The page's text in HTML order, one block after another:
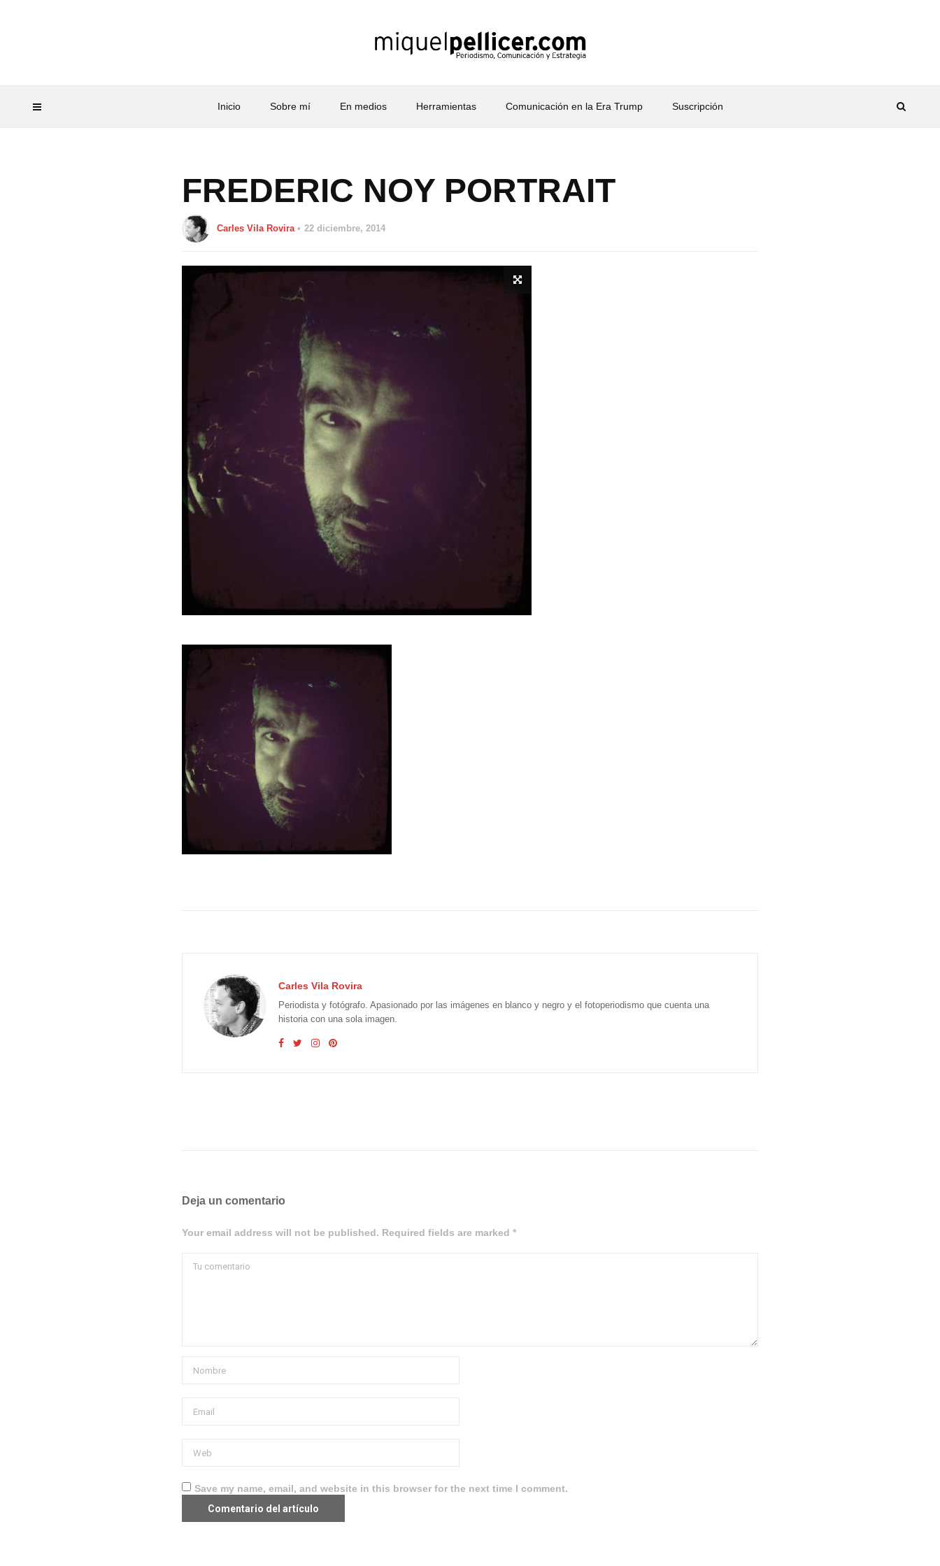
Inicio Sobre mí En medios Herramientas Comunicación en la Era Trump Suscripción
FREDERIC NOY PORTRAIT
Carles Vila Rovira 22 diciembre, 2014
Carles Vila Rovira
Periodista y fotógrafo. Apasionado por las imágenes en blanco y negro y el fotoperiodismo que cuenta una
historia con una sola imagen.
Deja un comentario
Your email address will not be published. Required fields are marked *
Save my name, email, and website in this browser for the next time I comment.